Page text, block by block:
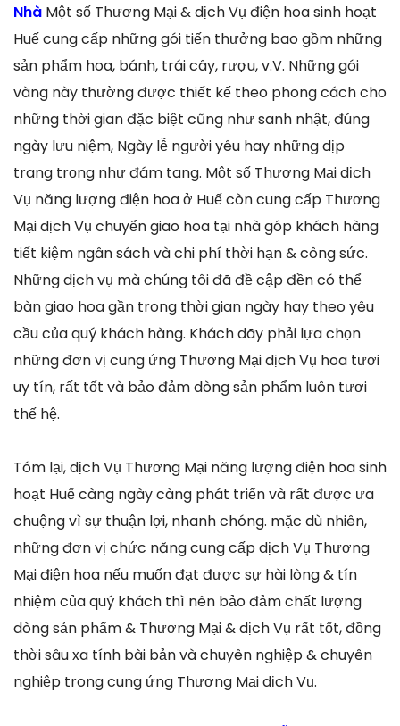
Nhà Một số Thương Mại & dịch Vụ điện hoa sinh hoạt
Huế cung cấp những gói tiến thưởng bao gồm những
sản phẩm hoa, bánh, trái cây, rượu, v.V. Những gói
vàng này thường được thiết kế theo phong cách cho
những thời gian đặc biệt cũng như sanh nhật, đúng
ngày lưu niệm, Ngày lễ người yêu hay những dịp
trang trọng như đám tang. Một số Thương Mại dịch
Vụ năng lượng điện hoa ở Huế còn cung cấp Thương
Mại dịch Vụ chuyển giao hoa tại nhà góp khách hàng
tiết kiệm ngân sách và chi phí thời hạn & công sức.
Những dịch vụ mà chúng tôi đã đề cập đền có thể
bàn giao hoa gần trong thời gian ngày hay theo yêu
cầu của quý khách hàng. Khách dãy phải lựa chọn
những đơn vị cung ứng Thương Mại dịch Vụ hoa tươi
uy tín, rất tốt và bảo đảm dòng sản phẩm luôn tươi
thế hệ.
Tóm lại, dịch Vụ Thương Mại năng lượng điện hoa sinh
hoạt Huế càng ngày càng phát triển và rất được ưa
chuộng vì sự thuận lợi, nhanh chóng. mặc dù nhiên,
những đơn vị chức năng cung cấp dịch Vụ Thương
Mại điện hoa nếu muốn đạt được sự hài lòng & tín
nhiệm của quý khách thì nên bảo đảm chất lượng
dòng sản phẩm & Thương Mại & dịch Vụ rất tốt, đồng
thời sâu xa tính bài bản và chuyên nghiệp & chuyên
nghiệp trong cung ứng Thương Mại dịch Vụ.